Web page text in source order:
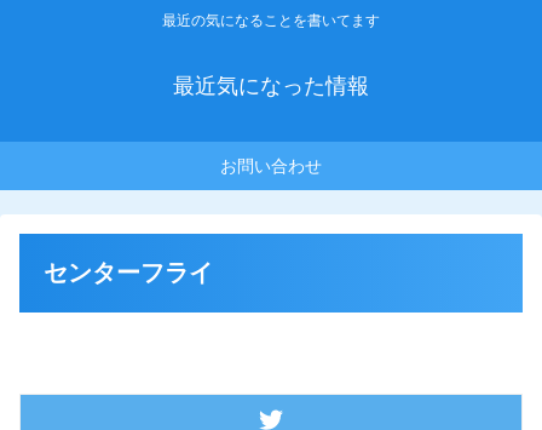
最近の気になることを書いてます
最近気になった情報
お問い合わせ
センターフライ